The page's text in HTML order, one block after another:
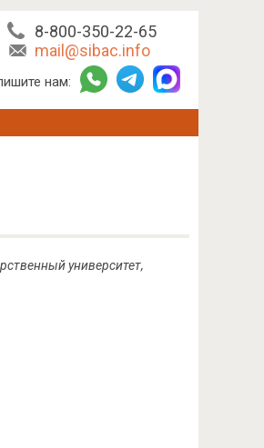
8-800-350-22-65
mail@sibac.info
нам:
университет,